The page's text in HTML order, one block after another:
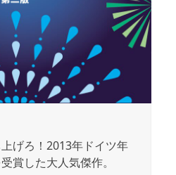
げろ！2013年ドイツ年
賞した大人気傑作。